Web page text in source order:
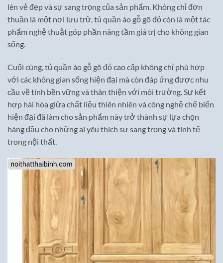
lên vẻ đẹp và sự sang trọng của sản phẩm. Không chỉ đơn
thuần là một nơi lưu trữ, tủ quần áo gỗ gõ đỏ còn là một tác
phẩm nghệ thuật góp phần nâng tầm giá trị cho không gian
sống.
Cuối cùng, tủ quần áo gỗ gõ đỏ cao cấp không chỉ phù hợp
với các không gian sống hiện đại mà còn đáp ứng được nhu
cầu về tính bền vững và thân thiện với môi trường. Sự kết
hợp hài hòa giữa chất liệu thiên nhiên và công nghệ chế biến
hiện đại đã làm cho sản phẩm này trở thành sự lựa chọn
hàng đầu cho những ai yêu thích sự sang trọng và tinh tế
trong nội thất.